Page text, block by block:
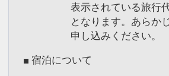
でをつなぐロープウェイ
っと気軽に楽しめるよう
した。ゴンドラに揺られ約
ながらの景色は遠く四国ま
◆豊国神社 千畳閣
天正15年、豊臣秀吉が戦で
達を供養するために建立を
で、秀吉が完成を待たずし
表示されている旅行
となります。あらか
申し込みください。
■ 宿泊について